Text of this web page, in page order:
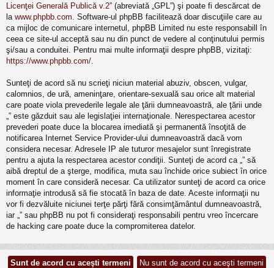
Licenţei Generală Publică v.2” (abreviată „GPL”) şi poate fi descărcat de
la www.phpbb.com . Software-ul phpBB facilitează doar discuţiile care au
ca mijloc de comunicare internetul, phpBB Limited nu este responsabill în
ceea ce site-ul acceptă sau nu din punct de vedere al conţinutului permis
şi/sau a conduitei. Pentru mai multe informaţii despre phpBB, vizitaţi:
https://www.phpbb.com/
Sunteţi de acord să nu scrieţi niciun material abuziv, obscen, vulgar,
calomnios, de ură, ameninţare, orientare-sexuală sau orice alt material
care poate viola prevederile legale ale ţării dumneavoastră, ale ţării unde
„” este găzduit sau ale legislaţiei internaţionale. Nerespectarea acestor
prevederi poate duce la blocarea imediată şi permanentă însoţită de
notificarea Internet Service Provider-ului dumneavoastră dacă vom
considera necesar. Adresele IP ale tuturor mesajelor sunt înregistrate
pentru a ajuta la respectarea acestor condiţii. Sunteţi de acord ca „” să
aibă dreptul de a şterge, modifica, muta sau închide orice subiect în orice
moment în care consideră necesar. Ca utilizator sunteţi de acord ca orice
informaţie introdusă să fie stocată în baza de date. Aceste informaţii nu
vor fi dezvăluite niciunei terţe părţi fără consimţământul dumneavoastră,
iar „” sau phpBB nu pot fi consideraţi responsabili pentru vreo încercare
de hacking care poate duce la compromiterea datelor.